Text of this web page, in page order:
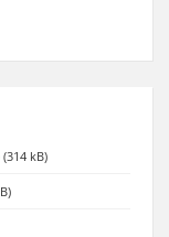
(314 kB)